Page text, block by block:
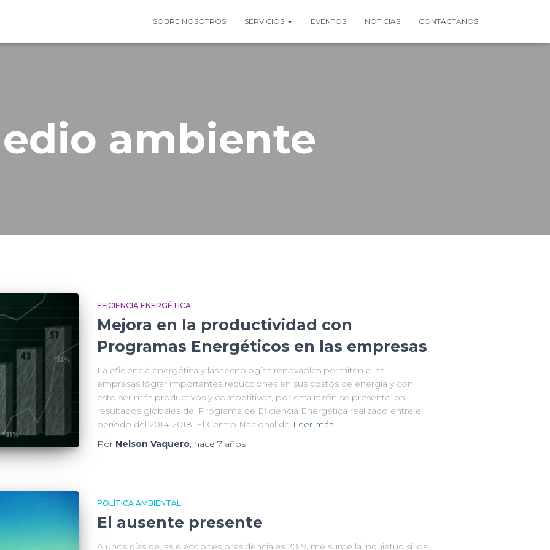
SOBRE NOSOTROS SERVICIOS EVENTOS NOTICIAS CONTÁCTANOS
ambiente
EFICIENCIA ENERGÉTICA
Mejora en la productividad con
Programas Energéticos en las empresas
La eficiencia energética y las tecnologías renovables permiten a las
empresas lograr importantes reducciones en sus costos de energía y con
esto ser más productivos y competitivos, por esta razón se presenta los
resultados globales del Programa de Eficiencia Energética realizado entre el
período del 2014-2018. El Centro Nacional de Leer más…
Por Nelson Vaquero, hace 7 años
POLÍTICA AMBIENTAL
El ausente presente
A unos días de las elecciones presidenciales 2019, me surge la inquietud si los